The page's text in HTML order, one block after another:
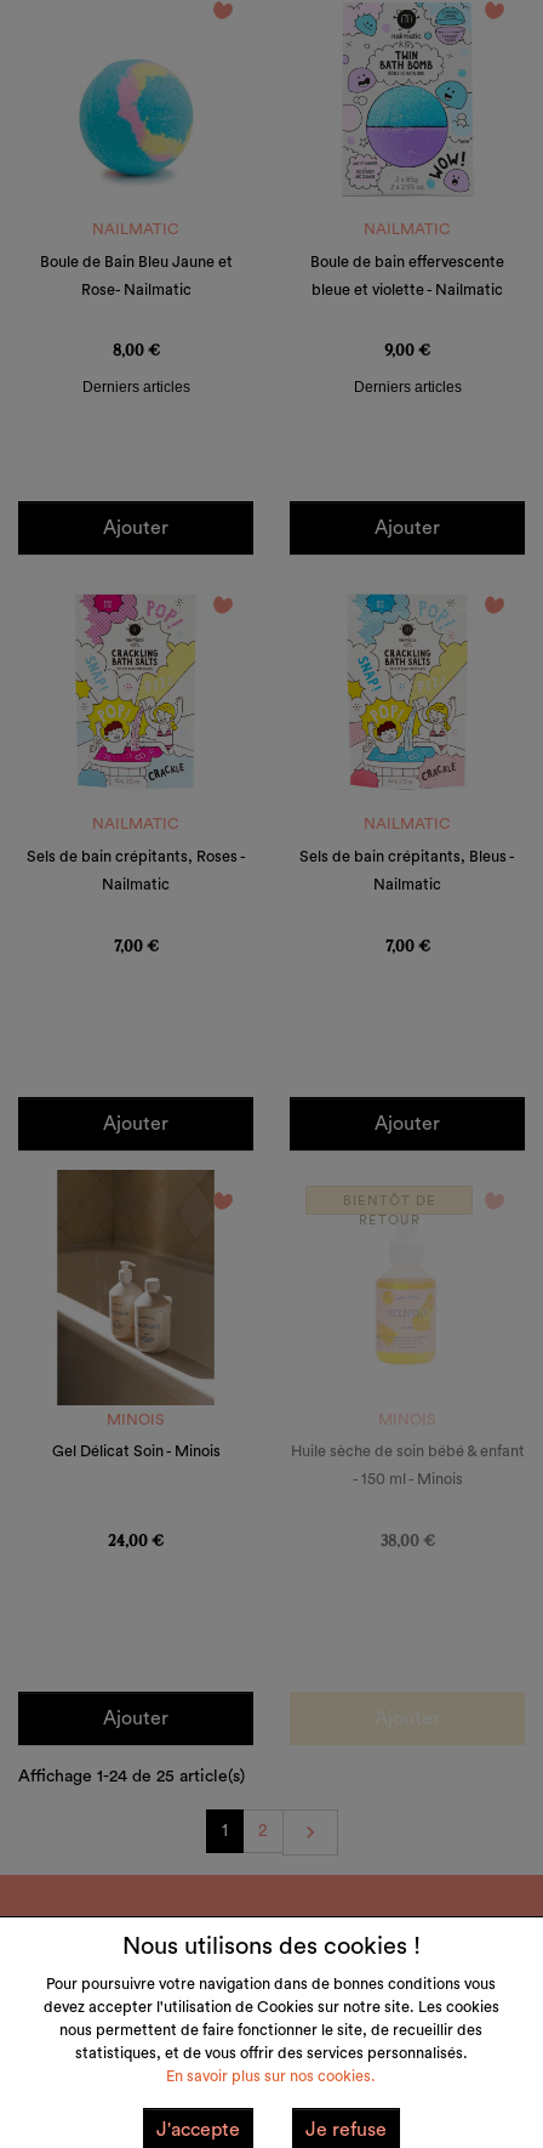
favorite_border
NAILMATIC
Boule de Bain Bleu Jaune et
Rose- Nailmatic
8,00 €
Derniers articles
Ajouter
favorite_border
NAILMATIC
Boule de bain effervescente
bleue et violette - Nailmatic
9,00 €
Derniers articles
Ajouter
favorite_border
NAILMATIC
Sels de bain crépitants, Roses -
Nailmatic
7,00 €
Ajouter
favorite_border
NAILMATIC
Sels de bain crépitants, Bleus -
Nailmatic
7,00 €
Ajouter
favorite_border
MINOIS
Gel Délicat Soin - Minois
24,00 €
Ajouter
BIENTÔT DE
RETOUR
favorite_border
MINOIS
Huile sèche de soin bébé & enfant
- 150 ml - Minois
38,00 €
Affichage 1-24 de 25 article(s)
1 2 Suivant

LITTLE & TALL
SERVICE CLIENT
NOS MARQUES
Nous utilisons des cookies !
Pour poursuivre votre navigation dans de bonnes conditions vous
devez accepter l'utilisation de Cookies sur notre site. Les cookies
nous permettent de faire fonctionner le site, de recueillir des
statistiques, et de vous offrir des services personnalisés.
En savoir plus sur nos cookies.
J'accepte Je refuse